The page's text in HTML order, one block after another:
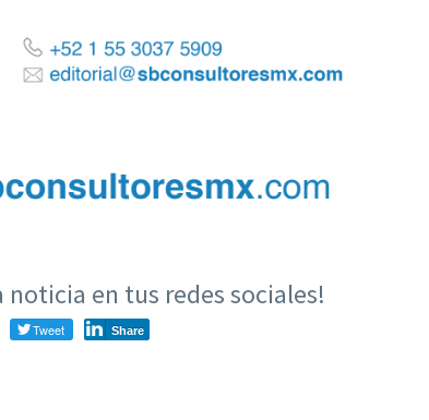
noticia en tus redes sociales!
Tweet Share